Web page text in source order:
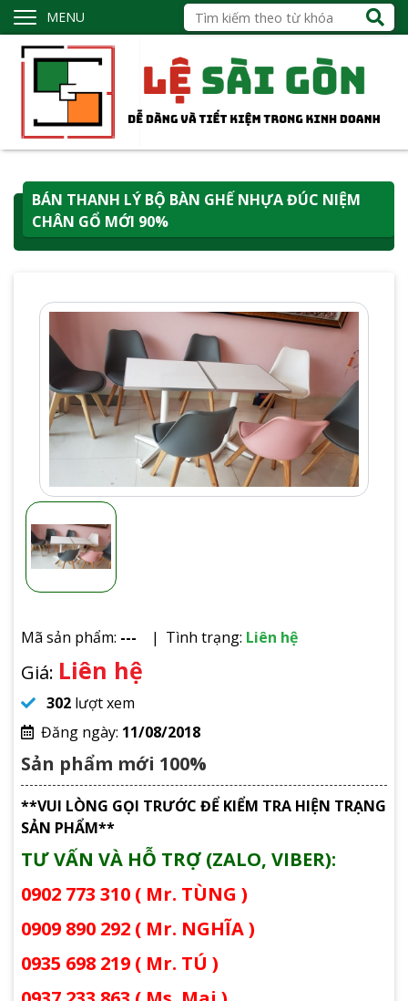
MENU
BÁN THANH LÝ BỘ BÀN GHẾ NHỰA ĐÚC NIỆM
CHÂN GỔ MỚI 90%
Mã sản phẩm: --- Tình trạng: Liên hệ
Giá: Liên hệ
302 lượt xem
Đăng ngày: 11/08/2018
Sản phẩm mới 100%
**VUI LÒNG GỌI TRƯỚC ĐỂ KIỂM TRA HIỆN TRẠNG
SẢN PHẨM**
TƯ VẤN VÀ HỖ TRỢ (ZALO, VIBER):
0902 773 310 ( Mr. TÙNG )
0909 890 292 ( Mr. NGHĨA )
0935 698 219 ( Mr. TÚ )